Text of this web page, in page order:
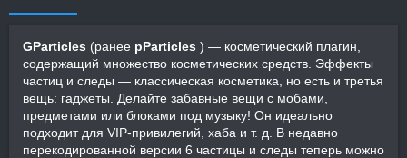
з
а
н
и
я
GParticles (ранее pParticles ) — косметический плагин,
содержащий множество косметических средств. Эффекты
частиц и следы — классическая косметика, но есть и третья
вещь: гаджеты. Делайте забавные вещи с мобами,
предметами или блоками под музыку! Он идеально
подходит для VIP-привилегий, хаба и т. д. В недавно
перекодированной версии 6 частицы и следы теперь можно